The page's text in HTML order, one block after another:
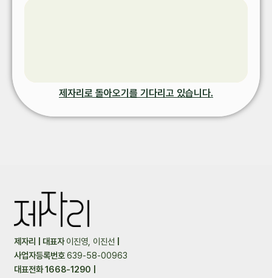
제자리로 돌아오기를 기다리고 있습니다.
제자리 | 대표자이진영, 이진선
사업자등록번호639-58-00963
대표전화 1668-1290 |